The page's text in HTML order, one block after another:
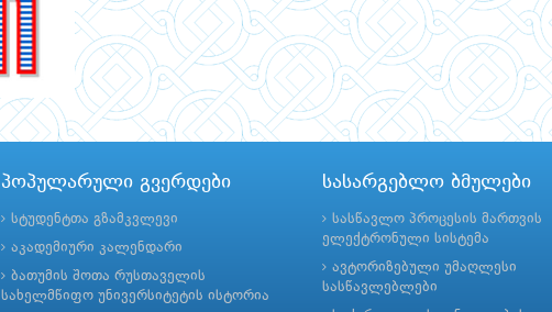
პოპულარული გვერდები
სტუდენტთა გზამკვლევი
აკადემიური კალენდარი
ბათუმის შოთა რუსთაველის
სახელმწიფო უნივერსიტეტის ისტორია
სასარგებლო ბმულები
სასწავლო პროცესის მართვის
ელექტრონული სისტემა
ავტორიზებული უმაღლესი
სასწავლებლები